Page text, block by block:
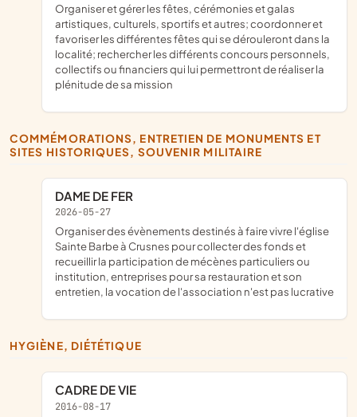
organiser et gérer les fêtes, cérémonies et galas
artistiques, culturels, sportifs et autres; coordonner et
favoriser les différentes fêtes qui se dérouleront dans la
localité; rechercher les différents concours personnels,
collectifs ou financiers qui lui permettront de réaliser la
plénitude de sa mission
COMMÉMORATIONS, ENTRETIEN DE MONUMENTS ET
SITES HISTORIQUES, SOUVENIR MILITAIRE
DAME DE FER
2026-05-27
organiser des évènements destinés à faire vivre l'église
Sainte Barbe à Crusnes pour collecter des fonds et
recueillir la participation de mécènes particuliers ou
institution, entreprises pour sa restauration et son
entretien, la vocation de l'association n'est pas lucrative
HYGIÈNE, DIÉTÉTIQUE
CADRE DE VIE
2016-08-17